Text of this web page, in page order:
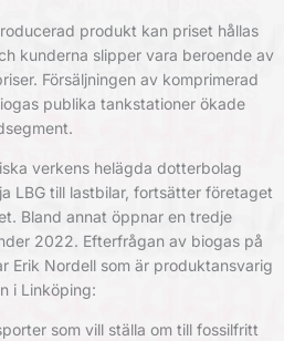
produkt kan priset hållas
kunderna slipper vara beroende av
Försäljningen av komprimerad
publika tankstationer ökade
verkens helägda dotterbolag
LBG till lastbilar, fortsätter företaget
Bland annat öppnar en tredje
2022. Efterfrågan av biogas på
Erik Nordell som är produktansvarig
i Linköping:
som vill ställa om till fossilfritt